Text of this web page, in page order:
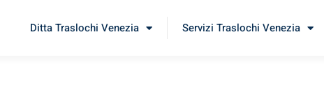
Ditta Traslochi Venezia Servizi Traslochi Venezia